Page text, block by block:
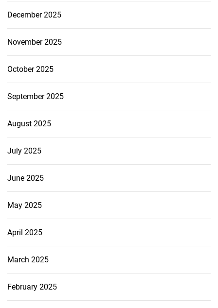
December 2025
November 2025
October 2025
September 2025
August 2025
July 2025
June 2025
May 2025
April 2025
March 2025
February 2025